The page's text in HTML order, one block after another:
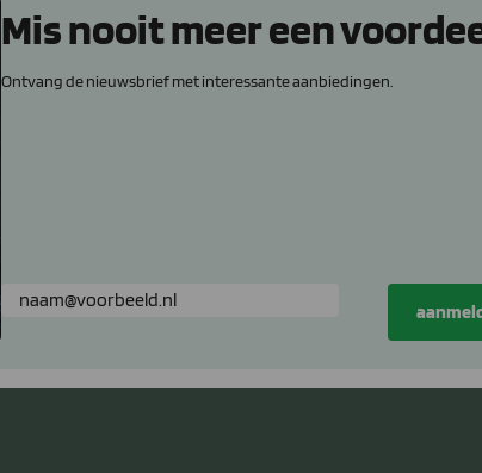
Mis nooit meer een
Ontvang de nieuwsbrief met interessante aanbiedingen.